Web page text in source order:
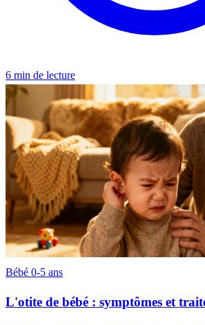
6 min de lecture
Bébé 0-5 ans
L'otite de bébé : symptômes et